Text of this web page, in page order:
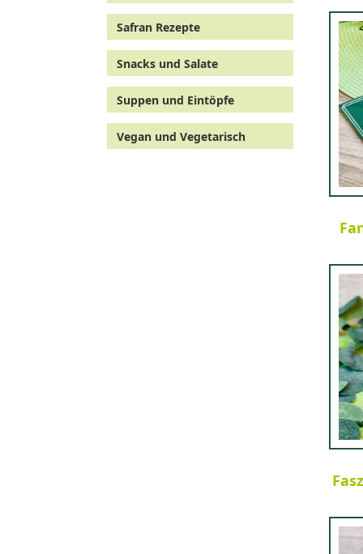
Safran Rezepte
Snacks und Salate
Suppen und Eintöpfe
Vegan und Vegetarisch